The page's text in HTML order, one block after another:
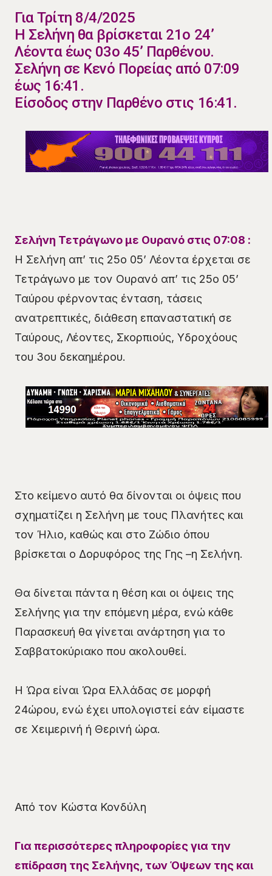
Για Τρίτη 8/4/2025
Η Σελήνη θα βρίσκεται 21ο 24’
Λέοντα έως 03ο 45’ Παρθένου.
Σελήνη σε Κενό Πορείας από 07:09
έως 16:41.
Είσοδος στην Παρθένο στις 16:41.
Σελήνη Τετράγωνο με Ουρανό στις 07:08 :
Η Σελήνη απ’ τις 25ο 05’ Λέοντα έρχεται σε
Τετράγωνο με τον Ουρανό απ’ τις 25ο 05’
Ταύρου φέρνοντας ένταση, τάσεις
ανατρεπτικές, διάθεση επαναστατική σε
Ταύρους, Λέοντες, Σκορπιούς, Υδροχόους
του 3ου δεκαημέρου.
Στο κείμενο αυτό θα δίνονται οι όψεις που
σχηματίζει η Σελήνη με τους Πλανήτες και
τον Ήλιο, καθώς και στο Ζώδιο όπου
βρίσκεται ο Δορυφόρος της Γης –η Σελήνη.
Θα δίνεται πάντα η θέση και οι όψεις της
Σελήνης για την επόμενη μέρα, ενώ κάθε
Παρασκευή θα γίνεται ανάρτηση για το
Σαββατοκύριακο που ακολουθεί.
Η Ώρα είναι Ώρα Ελλάδας σε μορφή
24ώρου, ενώ έχει υπολογιστεί εάν είμαστε
σε Χειμερινή ή Θερινή ώρα.
Από τον Κώστα Κονδύλη
Για περισσότερες πληροφορίες για την
επίδραση της Σελήνης, των Όψεων της και